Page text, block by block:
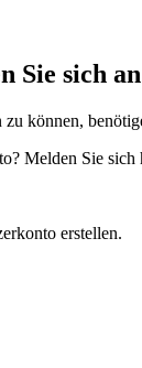
Sie sich
können,
Melden Sie sich
erstellen.